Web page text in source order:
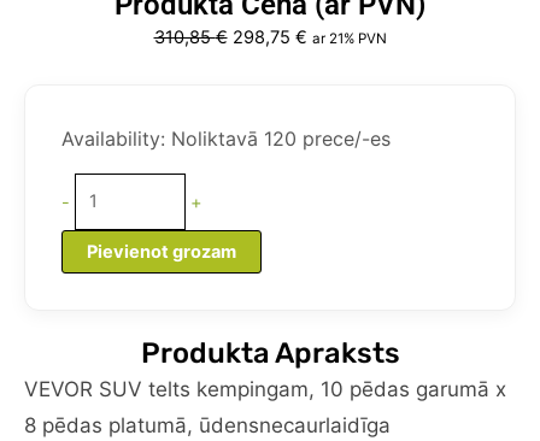
310,85€ Original
298,75 €Current
ar 21% PVN
Availability: Noliktavā 120 prece/-es
-
SUV
pēdas
garums
platums,
ūdensnecaurlaidīga
+
Pievienot grozam
Produkta Apraksts
VEVOR SUV telts kempingam, 10 pēdas garumā x
8 pēdas platumā, ūdensnecaurlaidīga